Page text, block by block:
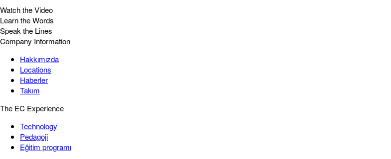
Watch the Video
Learn the Words
Speak the Lines
Company Information
Hakkımızda
Locations
Haberler
Takım
The EC Experience
Technology
Pedagoji
Eğitim programı